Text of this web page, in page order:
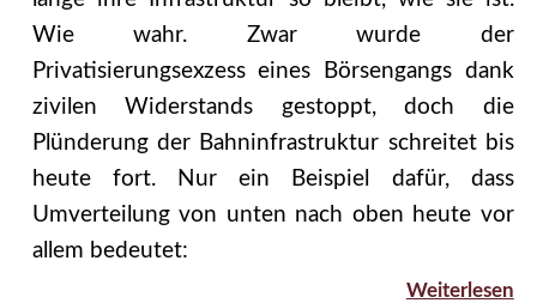
Wie wahr. Zwar wurde der
Privatisierungsexzess eines Börsengangs dank
zivilen Widerstands gestoppt, doch die
Plünderung der Bahninfrastruktur schreitet bis
heute fort. Nur ein Beispiel dafür, dass
Umverteilung von unten nach oben heute vor
allem bedeutet:
Weiterlesen